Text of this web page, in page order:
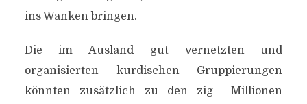
ins Wanken bringen.
Die im Ausland gut vernetzten und
organisierten kurdischen Gruppierungen
könnten zusätzlich zu den zig Millionen